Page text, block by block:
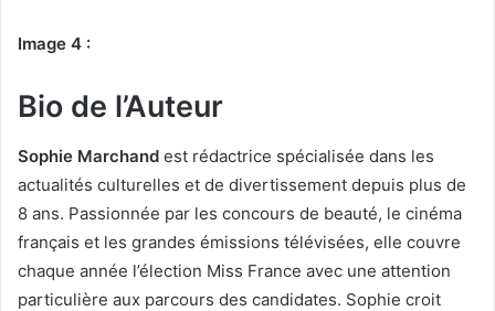
Image 4 :
Bio de l’Auteur
Sophie Marchand est rédactrice spécialisée dans les
actualités culturelles et de divertissement depuis plus de
8 ans. Passionnée par les concours de beauté, le cinéma
français et les grandes émissions télévisées, elle couvre
chaque année l’élection Miss France avec une attention
particulière aux parcours des candidates. Sophie croit